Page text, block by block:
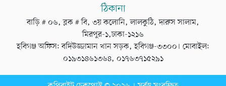
ঠিকানা
বাড়ি # ০৬, ব্লক # বি, ৩য় কলোনি, লালকুঠি, দারুস সালাম,
মিরপুর-১,ঢাকা-১২১৬
হবিগঞ্জ অফিস: বদিউজ্জামান খান সড়ক, হবিগঞ্জ-৩৩০০। মোবাইল:
০১৯৩১৪৬১৩৬৪, ০১৭৬৩৭১৫২৯১